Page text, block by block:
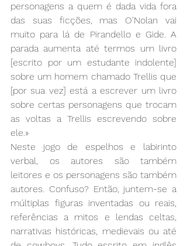
personagens a quem é dada vida fora
das suas ficções, mas O’Nolan vai
muito para lá de Pirandello e Gide. A
parada aumenta até termos um livro
[escrito por um estudante indolente]
sobre um homem chamado Trellis que
[por sua vez] está a escrever um livro
sobre certas personagens que trocam
as voltas a Trellis escrevendo sobre
ele.»
Neste jogo de espelhos e labirinto
verbal, os autores são também
leitores e os personagens são também
autores. Confuso? Então, juntem-se a
múltiplas figuras inventadas ou reais,
referências a mitos e lendas celtas,
narrativas históricas, medievais ou até